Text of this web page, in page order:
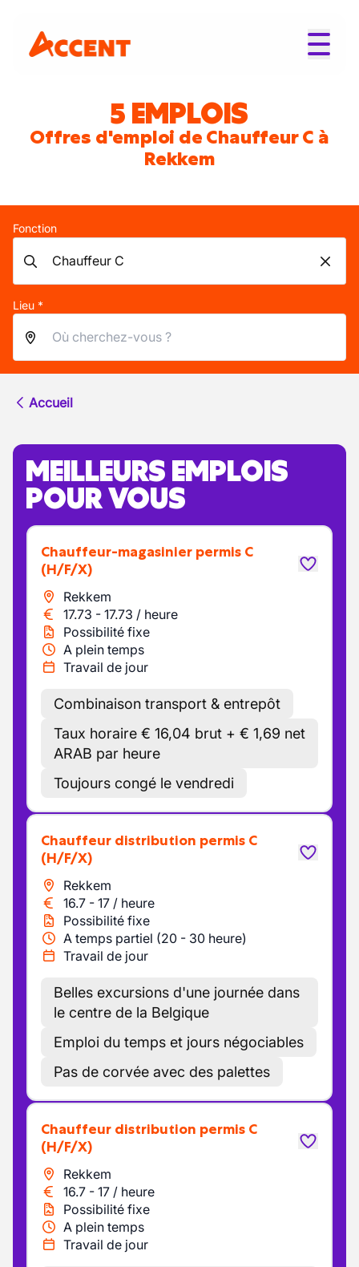
5 EMPLOIS
Offres d'emploi de Chauffeur C à
Rekkem
Fonction
Lieu *
Accueil
MEILLEURS EMPLOIS
POUR VOUS
Chauffeur-magasinier permis C
(H/F/X)
Rekkem
17.73 - 17.73 / heure
Possibilité fixe
A plein temps
Travail de jour
Combinaison transport & entrepôt
Taux horaire € 16,04 brut + € 1,69 net
ARAB par heure
Toujours congé le vendredi
Chauffeur distribution permis C
(H/F/X)
Rekkem
16.7 - 17 / heure
Possibilité fixe
A temps partiel (20 - 30 heure)
Travail de jour
Belles excursions d'une journée dans
le centre de la Belgique
Emploi du temps et jours négociables
Pas de corvée avec des palettes
Chauffeur distribution permis C
(H/F/X)
Rekkem
16.7 - 17 / heure
Possibilité fixe
A plein temps
Travail de jour